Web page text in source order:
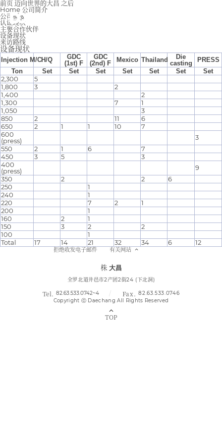
前页 迈向世界的大昌 之后
Home公司简介
公司概要
认证现状
主要合作伙伴
设备现状
来访路线
设备现状
Injection M/CH/Q
GDC
(1st) F
GDC
(2nd) F
Mexico Thailand
Die
casting
PRESS
Ton
Set Set Set Set Set Set Set
2,300
5
1,800
3
2
1,400
2
1,300
7
1
1,050
3
850
2 11
6
650
2 1 1 10
7
600
(press)
3
550
2 1 6
7
450
3 5
3
400
(press)
9
350
2 2
6
250
1
240
1
220
7 2
1
200
1
160
2
1
150
3 2
2
100
1
Total
17 14 21 32 34 6
12
拒绝收发电子邮件
有关网站
株 大昌
全罗北道井邑市2产团2街24 (下北洞)
82.63.533.0742~4
82.63.533.0746
Copyright ⓒ Daechang All Rights Reserved
TOP